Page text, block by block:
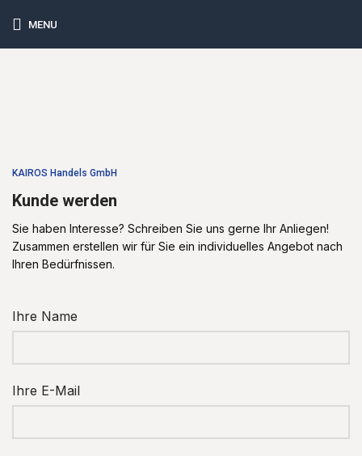
MENU
KAIROS Handels GmbH
Kunde werden
Sie haben Interesse? Schreiben Sie uns gerne Ihr Anliegen!
Zusammen erstellen wir für Sie ein individuelles Angebot nach
Ihren Bedürfnissen.
Ihre Name
Ihre E-Mail